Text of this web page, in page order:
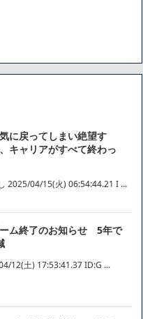
に戻ってしまい絶望す
キャリアがすべて終わっ
2025/04/15(火) 06:54:44.21 I ...
ーム終了のお知らせ 5年で
12(土) 17:53:41.37 ID:G ...